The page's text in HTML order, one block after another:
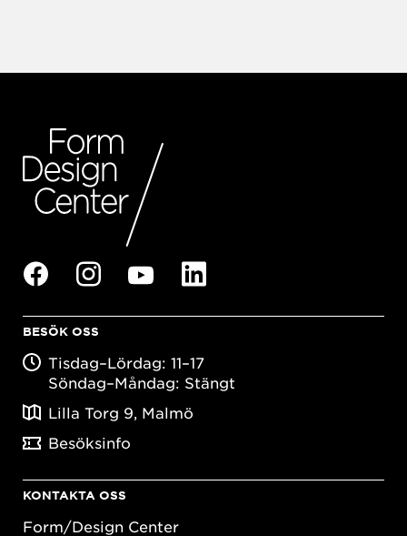
BESÖK OSS
Tisdag–Lördag: 11–17
Söndag–Måndag: Stängt
Lilla Torg 9, Malmö
Besöksinfo
KONTAKTA OSS
Form/Design Center